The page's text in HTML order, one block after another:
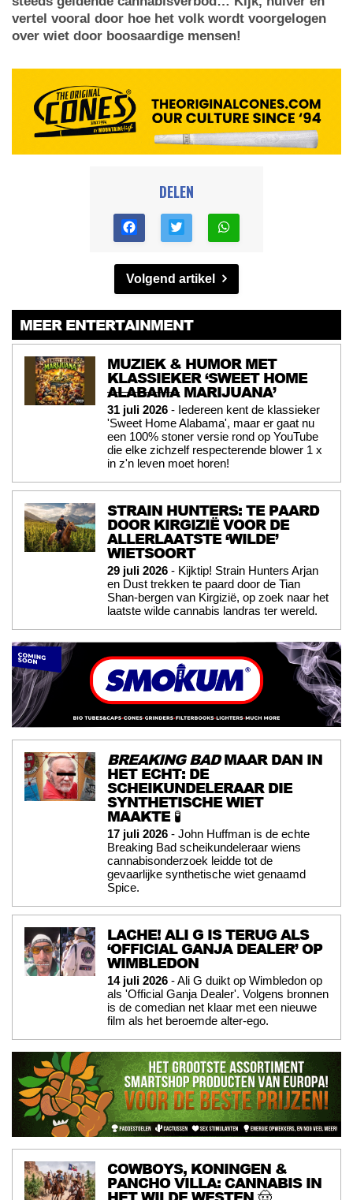
vertel vooral door hoe het volk wordt voorgelogen
over wiet door boosaardige mensen!
DELEN
Volgend artikel
MEER ENTERTAINMENT
MUZIEK & HUMOR MET
KLASSIEKER ‘SWEET HOME
ALABAMAMARIJUANA’
31 juli 2026 - Iedereen kent de klassieker
'Sweet Home Alabama', maar er gaat nu
een 100% stoner versie rond op YouTube
die elke zichzelf respecterende blower 1 x
in z'n leven moet horen!
STRAIN HUNTERS: TE PAARD
DOOR KIRGIZIË VOOR DE
ALLERLAATSTE ‘WILDE’
WIETSOORT
29 juli 2026 - Kijktip! Strain Hunters Arjan
en Dust trekken te paard door de Tian
Shan-bergen van Kirgizië, op zoek naar het
laatste wilde cannabis landras ter wereld.
BREAKING BADMAAR DAN IN
HET ECHT: DE
SCHEIKUNDELERAAR DIE
SYNTHETISCHE WIET
MAAKTE 🧪
17 juli 2026 - John Huffman is de echte
Breaking Bad scheikundeleraar wiens
cannabisonderzoek leidde tot de
gevaarlijke synthetische wiet genaamd
Spice.
LACHE! ALI G IS TERUG ALS
‘OFFICIAL GANJA DEALER’ OP
WIMBLEDON
14 juli 2026 - Ali G duikt op Wimbledon op
als 'Official Ganja Dealer'. Volgens bronnen
is de comedian net klaar met een nieuwe
film als het beroemde alter-ego.
COWBOYS, KONINGEN &
PANCHO VILLA: CANNABIS IN